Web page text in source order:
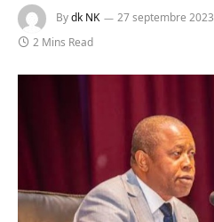
Bydk NK 27 septembre 2023
2 Mins Read